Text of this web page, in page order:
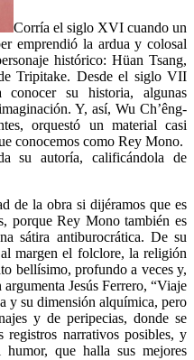
Corría el siglo XVI cuando un
emprendió la ardua y colosal
histórico: Hüan Tsang,
Tripitake. Desde el siglo VII
conocer su historia, algunas
Y, así, Wu Ch’êng-
orquestó un material casi
conocemos como Rey Mono.
su autoría, calificándola de
de la obra si dijéramos que es
porque Rey Mono también es
sátira antiburocrática. De su
margen el folclore, la religión
bellísimo, profundo a veces y,
Jesús Ferrero, “Viaje
y su dimensión alquímica, pero
y de peripecias, donde se
registros narrativos posibles, y
que halla sus mejores